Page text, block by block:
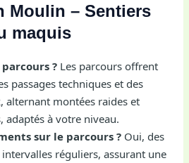
Moulin – Sentiers
maquis
? Les parcours offrent
passages techniques et des
alternant montées raides et
adaptés à votre niveau.
sur le parcours ? Oui, des
réguliers, assurant une